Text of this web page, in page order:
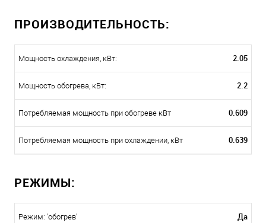
ПРОИЗВОДИТЕЛЬНОСТЬ:
Мощность охлаждения, кВт: 2.05
Мощность обогрева, кВт: 2.2
Потребляемая мощность при обогреве кВт 0.609
Потребляемая мощность при охлаждении, кВт 0.639
РЕЖИМЫ:
Режим: 'обогрев' Да